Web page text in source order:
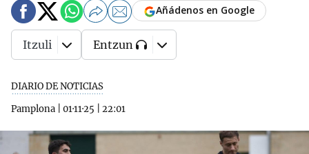
DIARIO DE NOTICIAS
Pamplona
01·11·25 22:01
Añádenos en Google
Itzuli Entzun